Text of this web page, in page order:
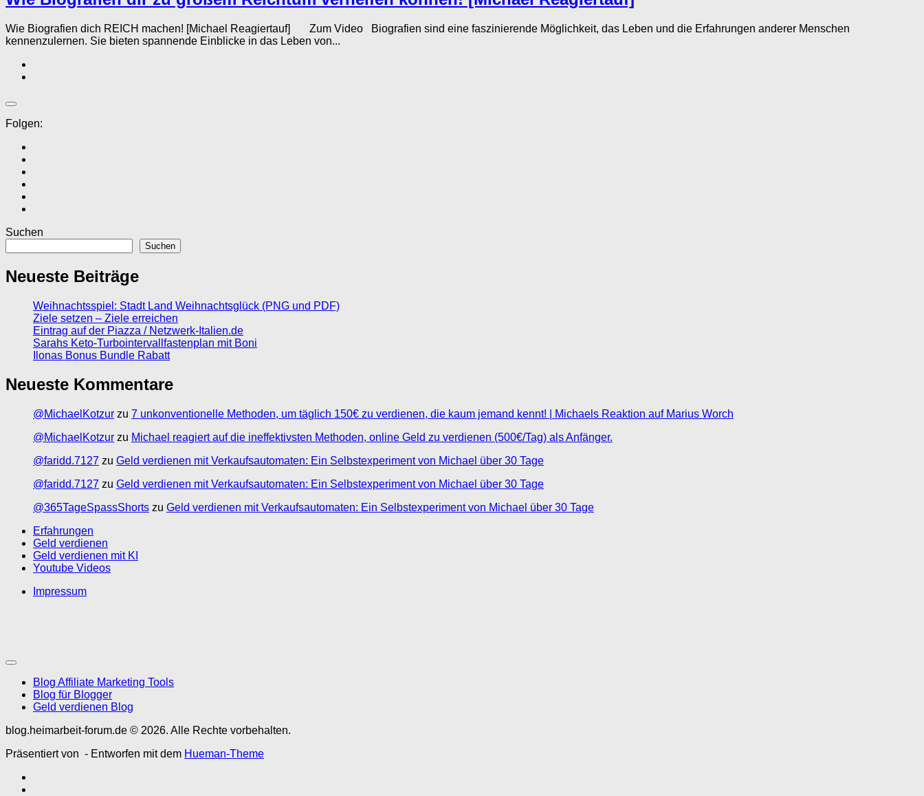
Wie Biografien dich REICH machen! [Michael Reagiertauf] Zum Video Biografien sind eine faszinierende Möglichkeit, das Leben und die Erfahrungen anderer Menschen
kennenzulernen. Sie bieten spannende Einblicke in das Leben von...
Folgen:
Suchen
Suchen
Neueste Beiträge
Weihnachtsspiel: Stadt Land Weihnachtsglück (PNG und PDF)
Ziele setzen – Ziele erreichen
Eintrag auf der Piazza / Netzwerk-Italien.de
Sarahs Keto-Turbointervallfastenplan mit Boni
Ilonas Bonus Bundle Rabatt
Neueste Kommentare
@MichaelKotzur zu 7 unkonventionelle Methoden, um täglich 150€ zu verdienen, die kaum jemand kennt! | Michaels Reaktion auf Marius Worch
@MichaelKotzur zu Michael reagiert auf die ineffektivsten Methoden, online Geld zu verdienen (500€/Tag) als Anfänger.
@faridd.7127 zu Geld verdienen mit Verkaufsautomaten: Ein Selbstexperiment von Michael über 30 Tage
@faridd.7127 zu Geld verdienen mit Verkaufsautomaten: Ein Selbstexperiment von Michael über 30 Tage
@365TageSpassShorts zu Geld verdienen mit Verkaufsautomaten: Ein Selbstexperiment von Michael über 30 Tage
Erfahrungen
Geld verdienen
Geld verdienen mit KI
Youtube Videos
Impressum
Blog Affiliate Marketing Tools
Blog für Blogger
Geld verdienen Blog
blog.heimarbeit-forum.de © 2026. Alle Rechte vorbehalten.
Präsentiert von - Entworfen mit dem Hueman-Theme